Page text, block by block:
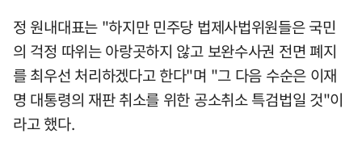
정 원내대표는 "하지만 민주당 법제사법위원들은 국민
의 걱정 따위는 아랑곳하지 않고 보완수사권 전면 폐지
를 최우선 처리하겠다고 한다"며 "그 다음 수순은 이재
명 대통령의 재판 취소를 위한 공소취소 특검법일 것"이
라고 했다.